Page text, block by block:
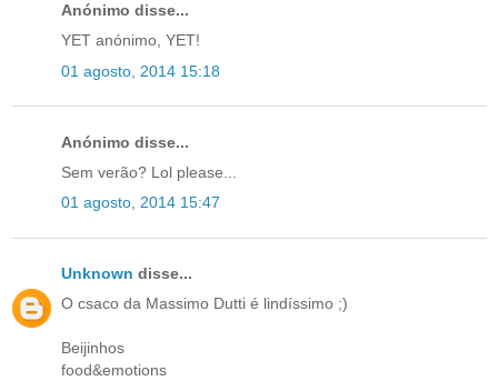
Anónimo disse...
YET anónimo, YET!
01 agosto, 2014 15:18
Anónimo disse...
Sem verão? Lol please...
01 agosto, 2014 15:47
Unknown disse...
O csaco da Massimo Dutti é lindíssimo ;)
Beijinhos
food&emotions